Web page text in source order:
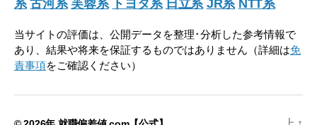
系 古河系 芙蓉系 トヨタ系 日立系 JR系 NTT系
当サイトの評価は、公開データを整理･分析した参考情報で
あり、結果や将来を保証するものではありません（詳細は免
責事項をご確認ください）